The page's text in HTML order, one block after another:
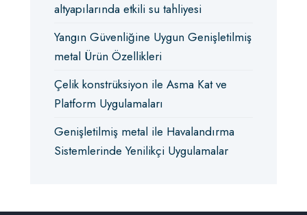
altyapılarında etkili su tahliyesi
Yangın Güvenliğine Uygun Genişletilmiş
metal Ürün Özellikleri
Çelik konstrüksiyon ile Asma Kat ve
Platform Uygulamaları
Genişletilmiş metal ile Havalandırma
Sistemlerinde Yenilikçi Uygulamalar